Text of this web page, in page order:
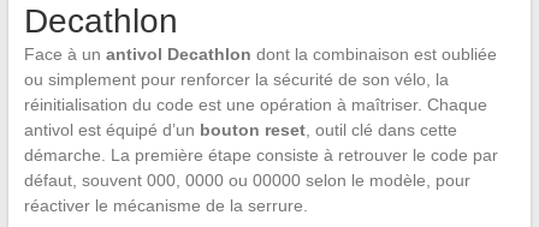
Decathlon
Face à un antivol Decathlon dont la combinaison est oubliée
ou simplement pour renforcer la sécurité de son vélo, la
réinitialisation du code est une opération à maîtriser. Chaque
antivol est équipé d’un bouton reset, outil clé dans cette
démarche. La première étape consiste à retrouver le code par
défaut, souvent 000, 0000 ou 00000 selon le modèle, pour
réactiver le mécanisme de la serrure.